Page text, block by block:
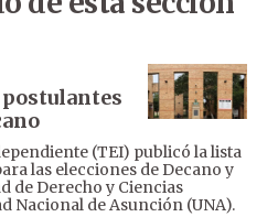
postulantes
(TEI) publicó la lista
las elecciones de Decano y
de Derecho y Ciencias
Nacional de Asunción (UNA).